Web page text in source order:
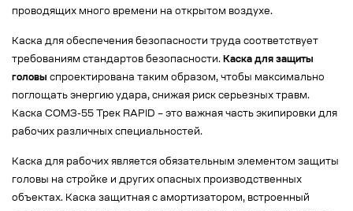
проводящих много времени на открытом воздухе.
Каска для обеспечения безопасности труда соответствует
требованиям стандартов безопасности. Каска для защиты
головы спроектирована таким образом, чтобы максимально
поглощать энергию удара, снижая риск серьезных травм.
Каска СОМЗ-55 Трек RAPID – это важная часть экипировки для
рабочих различных специальностей.
Каска для рабочих является обязательным элементом защиты
головы на стройке и других опасных производственных
объектах. Каска защитная с амортизатором, встроенный